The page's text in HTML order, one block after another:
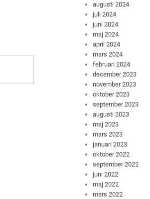
augusti 2024
juli 2024
juni 2024
maj 2024
april 2024
mars 2024
februari 2024
december 2023
november 2023
oktober 2023
september 2023
augusti 2023
maj 2023
mars 2023
januari 2023
oktober 2022
september 2022
juni 2022
maj 2022
mars 2022